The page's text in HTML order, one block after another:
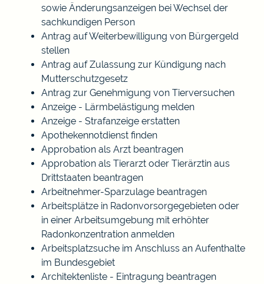
sowie Änderungsanzeigen bei Wechsel der
sachkundigen Person
Antrag auf Weiterbewilligung von Bürgergeld
stellen
Antrag auf Zulassung zur Kündigung nach
Mutterschutzgesetz
Antrag zur Genehmigung von Tierversuchen
Anzeige - Lärmbelästigung melden
Anzeige - Strafanzeige erstatten
Apothekennotdienst finden
Approbation als Arzt beantragen
Approbation als Tierarzt oder Tierärztin aus
Drittstaaten beantragen
Arbeitnehmer-Sparzulage beantragen
Arbeitsplätze in Radonvorsorgegebieten oder
in einer Arbeitsumgebung mit erhöhter
Radonkonzentration anmelden
Arbeitsplatzsuche im Anschluss an Aufenthalte
im Bundesgebiet
Architektenliste - Eintragung beantragen